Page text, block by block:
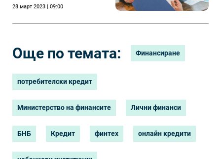
28 март 2023 | 09:00
Още по темата: Финансиране
потребителски кредит
Министерство на финансите Лични финанси
БНБ Кредит финтех онлайн кредити